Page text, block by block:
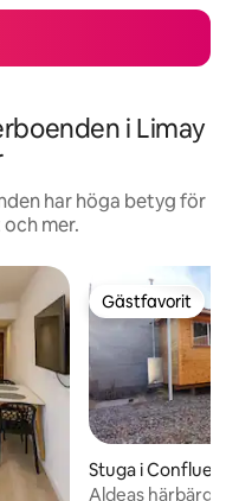
i Limay
har höga betyg för
mer.
Gästfavorit
Gästfavorit
Stuga i
Aldeas härbärge